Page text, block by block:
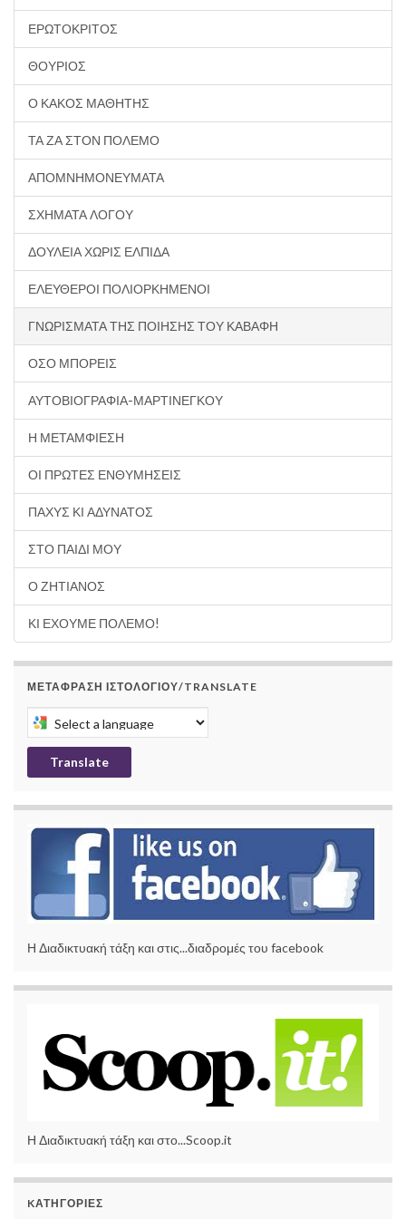
ΕΡΩΤΟΚΡΙΤΟΣ
ΘΟΥΡΙΟΣ
Ο ΚΑΚΟΣ ΜΑΘΗΤΗΣ
ΤΑ ΖΑ ΣΤΟΝ ΠΟΛΕΜΟ
ΑΠΟΜΝΗΜΟΝΕΥΜΑΤΑ
ΣΧΗΜΑΤΑ ΛΟΓΟΥ
ΔΟΥΛΕΙΑ ΧΩΡΙΣ ΕΛΠΙΔΑ
ΕΛΕΥΘΕΡΟΙ ΠΟΛΙΟΡΚΗΜΕΝΟΙ
ΓΝΩΡΙΣΜΑΤΑ ΤΗΣ ΠΟΙΗΣΗΣ ΤΟΥ ΚΑΒΑΦΗ
ΟΣΟ ΜΠΟΡΕΙΣ
ΑΥΤΟΒΙΟΓΡΑΦΙΑ-ΜΑΡΤΙΝΕΓΚΟΥ
Η ΜΕΤΑΜΦΙΕΣΗ
ΟΙ ΠΡΩΤΕΣ ΕΝΘΥΜΗΣΕΙΣ
ΠΑΧΥΣ ΚΙ ΑΔΥΝΑΤΟΣ
ΣΤΟ ΠΑΙΔΙ ΜΟΥ
Ο ΖΗΤΙΑΝΟΣ
ΚΙ ΕΧΟΥΜΕ ΠΟΛΕΜΟ!
ΜΕΤΆΦΡΑΣΗ ΙΣΤΟΛΟΓΊΟΥ/TRANSLATE
Select a language to translate this page
Translate
Η Διαδικτυακή τάξη και στις...διαδρομές του facebook
Η Διαδικτυακή τάξη και στο...Scoop.it
KΑΤΗΓΟΡΊΕΣ